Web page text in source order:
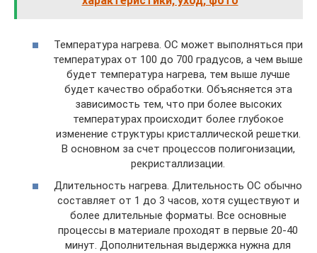
Температура нагрева. ОС может выполняться при
температурах от 100 до 700 градусов, а чем выше
будет температура нагрева, тем выше лучше
будет качество обработки. Объясняется эта
зависимость тем, что при более высоких
температурах происходит более глубокое
изменение структуры кристаллической решетки.
В основном за счет процессов полигонизации,
рекристаллизации.
Длительность нагрева. Длительность ОС обычно
составляет от 1 до 3 часов, хотя существуют и
более длительные форматы. Все основные
процессы в материале проходят в первые 20-40
минут. Дополнительная выдержка нужна для